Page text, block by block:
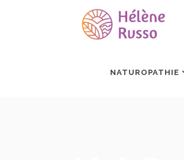
NATUROPATHIE